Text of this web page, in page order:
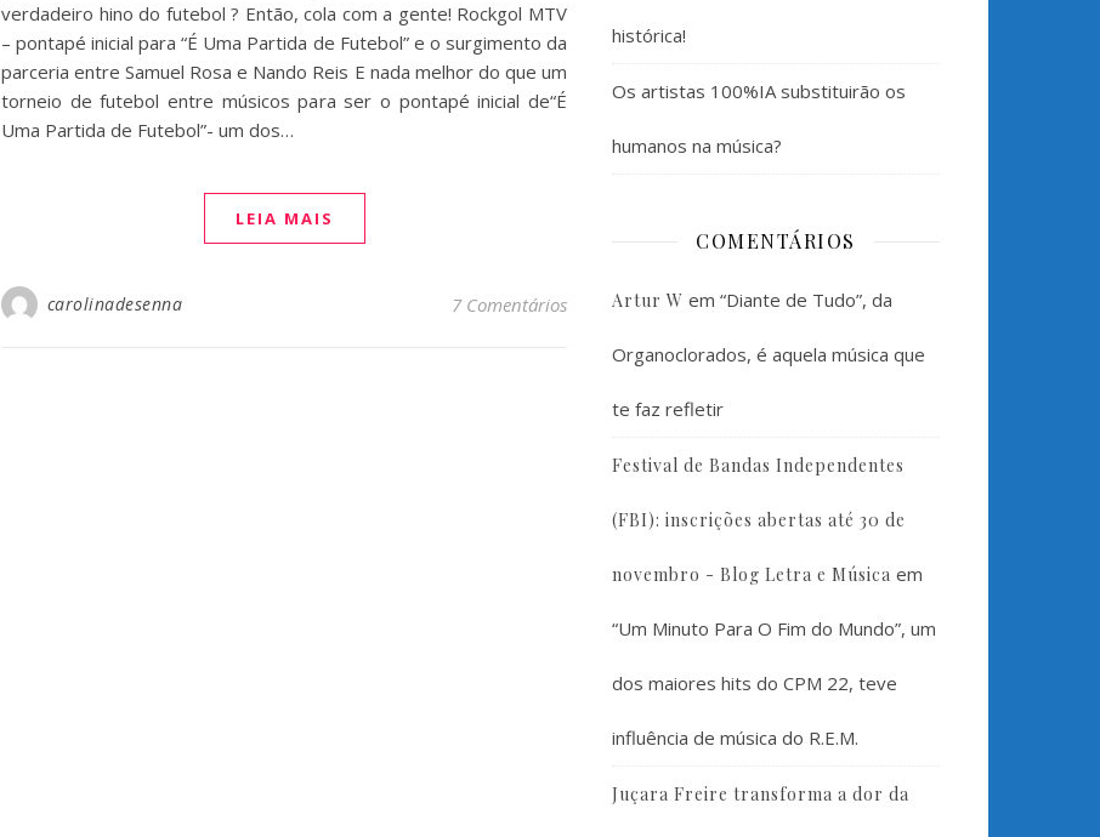
verdadeiro hino do futebol ? Então, cola com a gente! Rockgol MTV
– pontapé inicial para “É Uma Partida de Futebol” e o surgimento da
parceria entre Samuel Rosa e Nando Reis E nada melhor do que um
torneio de futebol entre músicos para ser o pontapé inicial de“É
Uma Partida de Futebol”- um dos…
LEIA MAIS
carolinadesenna 7 Comentários
histórica!
Os artistas 100%IA substituirão os
humanos na música?
COMENTÁRIOS
Artur W em “Diante de Tudo”, da
Organoclorados, é aquela música que
te faz refletir
Festival de Bandas Independentes
(FBI): inscrições abertas até 30 de
novembro - Blog Letra e Música em
“Um Minuto Para O Fim do Mundo”, um
dos maiores hits do CPM 22, teve
influência de música do R.E.M.
Juçara Freire transforma a dor da